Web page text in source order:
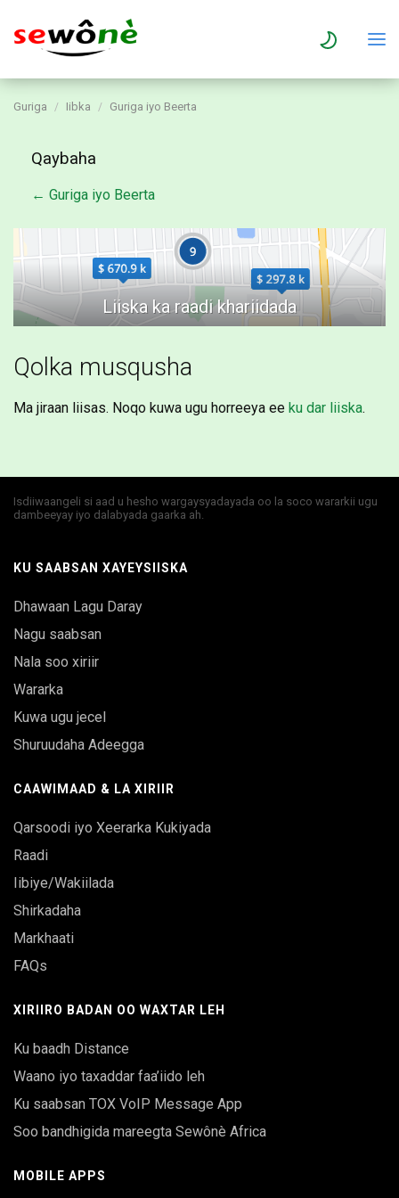
Guriga Iibka Guriga iyo Beerta
Qaybaha
← Guriga iyo Beerta
Qolka musqusha
Ma jiraan liisas. Noqo kuwa ugu horreeya ee ku dar liiska.
Isdiiwaangeli si aad u hesho wargaysyadayada oo la soco wararkii ugu
dambeeyay iyo dalabyada gaarka ah.
KU SAABSAN XAYEYSIISKA
Dhawaan Lagu Daray
Nagu saabsan
Nala soo xiriir
Wararka
Kuwa ugu jecel
Shuruudaha Adeegga
CAAWIMAAD & LA XIRIIR
Qarsoodi iyo Xeerarka Kukiyada
Raadi
Iibiye/Wakiilada
Shirkadaha
Markhaati
FAQs
XIRIIRO BADAN OO WAXTAR LEH
Ku baadh Distance
Waano iyo taxaddar faa’iido leh
Ku saabsan TOX VoIP Message App
Soo bandhigida mareegta Sewônè Africa
MOBILE APPS